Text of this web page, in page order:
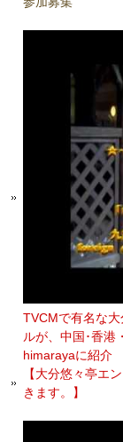
TVCMで有名な
ルが、中国･香港
himarayaに紹介
【大分悠々亭エ
きます。】